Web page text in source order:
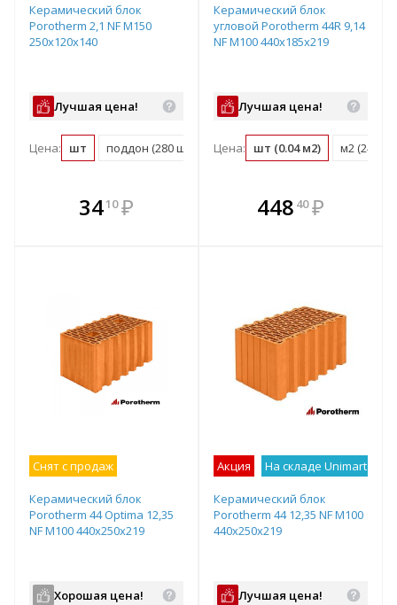
Керамический блок
Porotherm 2,1 NF М150
250x120x140
Лучшая цена!
Цена: шт поддон (280 шт)
3410 ₽
В комплекте
всегда выгоднее!
Керамический блок
угловой Porotherm 44R 9,14
NF М100 440x185x219
Лучшая цена!
Цена: шт (0.04 м2) м2 (24.7
В комплекте
всегда выгоднее!
448 40 ₽
Снят с продаж
Керамический блок
Porotherm 44 Optima 12,35
NF М100 440x250x219
Хорошая цена!
Акция На складе Unimart
Керамический блок
Porotherm 44 12,35 NF М100
440x250x219
Лучшая цена!